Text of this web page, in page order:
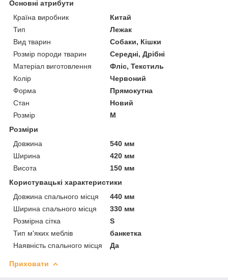
Основні атрибути
Країна виробник
Китай
Тип
Лежак
Вид тварин
Собаки, Кішки
Розмір породи тварин
Середні, Дрібні
Матеріал виготовлення
Фліс, Текстиль
Колір
Червоний
Форма
Прямокутна
Стан
Новий
Розмір
M
Розміри
Довжина
540 мм
Ширина
420 мм
Висота
150 мм
Користувацькі характеристики
Довжина спального місця
440 мм
Ширина спального місця
330 мм
Розмірна сітка
S
Тип м'яких меблів
банкетка
Наявність спального місця
Да
Приховати